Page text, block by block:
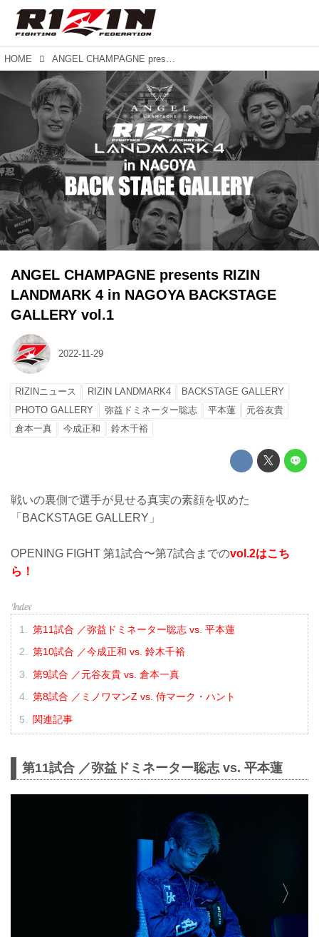
HOME ANGEL CHAMPAGNE presents RIZIN LANDMARK 4 in NAGOYA BACKSTAGE GALLERY vol.1
ANGEL CHAMPAGNE presents RIZIN
LANDMARK 4 in NAGOYA BACKSTAGE
GALLERY vol.1
2022-11-29
RIZINニュース RIZIN LANDMARK4
BACKSTAGE GALLERY
PHOTO GALLERY
弥益ドミネーター聡志 平本蓮
元谷友貴
倉本一真
今成正和 鈴木千裕
戦いの裏側で選手が見せる真実の素顔を収めた
「BACKSTAGE GALLERY」
OPENING FIGHT 第1試合〜第7試合までのvol.2はこち
ら！
第11試合 ／弥益ドミネーター聡志 vs. 平本蓮
第10試合 ／今成正和 vs. 鈴木千裕
第9試合 ／元谷友貴 vs. 倉本一真
第8試合 ／ミノワマンZ vs. 侍マーク・ハント
関連記事
第11試合 ／弥益ドミネーター聡志 vs. 平本蓮